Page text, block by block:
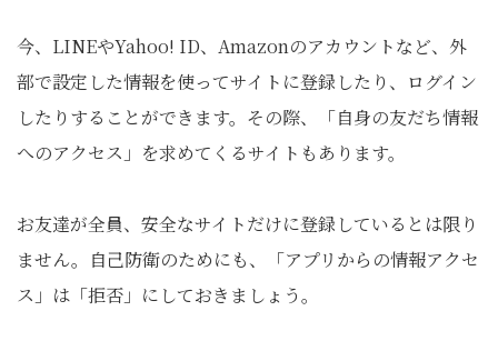
今、LINEやYahoo! ID、Amazonのアカウントなど、外
部で設定した情報を使ってサイトに登録したり、ログイン
したりすることができます。その際、「自身の友だち情報
へのアクセス」を求めてくるサイトもあります。
お友達が全員、安全なサイトだけに登録しているとは限り
ません。自己防衛のためにも、「アプリからの情報アクセ
ス」は「拒否」にしておきましょう。